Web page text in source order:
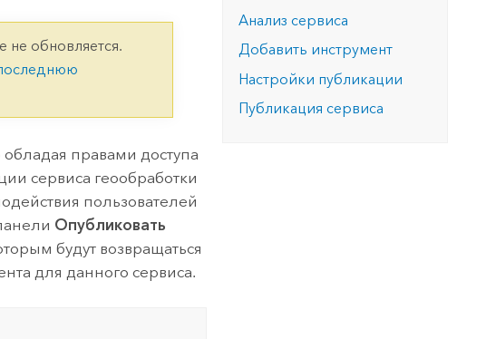
инфраструктурой
данных, а также для получения
результатов, позволяющих решать
сложные задачи.
Изучить этот курс
спасательные операции.
Прочитать статью
не обновляется.
правами доступа
сервиса геообработки
пользователей
Опубликовать
будут возвращаться
для данного сервиса.
Анализ сервиса
Добавить инструмент
Настройки публикации
Публикация сервиса